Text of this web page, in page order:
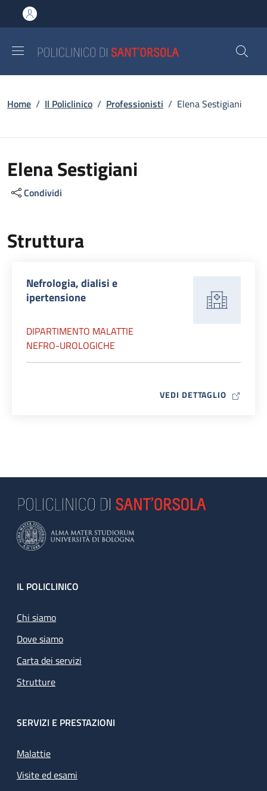
al contenuto principale
to footer content
Briciole di pane
Home / Il Policlinico / Professionisti / Elena Sestigiani
Elena Sestigiani
Condividi
Struttura
Nefrologia, dialisi e
ipertensione
DIPARTIMENTO MALATTIE
NEFRO-UROLOGICHE
VEDI DETTAGLIO MAP ICON
Footer
IL POLICLINICO
Chi siamo
Dove siamo
Carta dei servizi
Strutture
SERVIZI E PRESTAZIONI
Malattie
Visite ed esami